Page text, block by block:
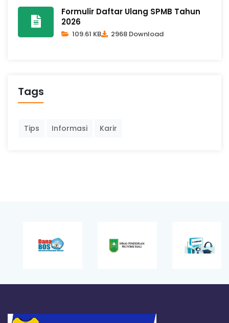
Formulir Daftar Ulang SPMB Tahun
2026
109.61 KB 2968 Download
Tags
Tips Informasi Karir